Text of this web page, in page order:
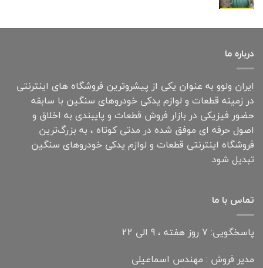
درباره ما
ایران ولوو به عنوان یکی از پیشروترین فروشگاه های اینترنتی
در زمینه قطعات و لوازم یدکی خودروهای سنگین با سابقه
حضور فیزیکی در بازار فروش قطعات و پایبندی به اخلاق و
اصول حرفه ای موفق شده در مدتی کوتاه ، به بزرگ‌ترین
فروشگاه اینترنتی قطعات و لوازم یدکی خودروهای سنگین
تبدیل شود.
تماس با ما
پاسخگویی: 7 روز هفته ، 9 الی 22
مدیر فروش : مهندس اسماعیلی